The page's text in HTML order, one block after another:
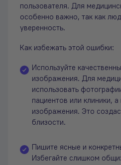
пользователя. Для
особенно важно, так как
уверенность.
Как избежать этой ошибки:
Используйте
изображения. Для
использовать
пациентов или клиники,
изображения. Это
близости.
Пишите ясные и
Избегайте слишком